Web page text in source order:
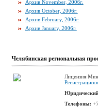
Архив November, 2006г.
Архив October, 2006г.
Архив February, 2006г.
Архив January, 2006г.
Челябинская региональная
Лицензия
Телефоны: